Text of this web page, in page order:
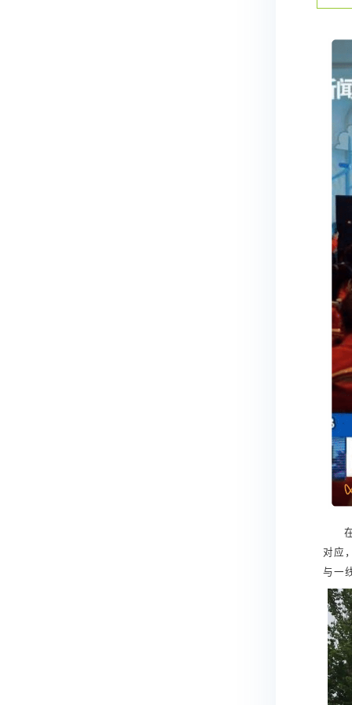
对应
与一